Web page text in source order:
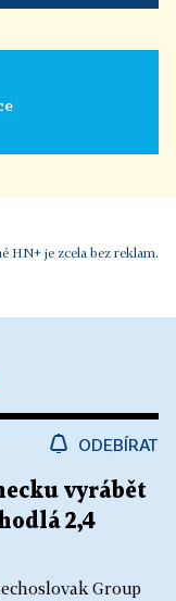
HN+ je zcela bez reklam.
ODEBÍRAT
vyrábět
2,4
Group